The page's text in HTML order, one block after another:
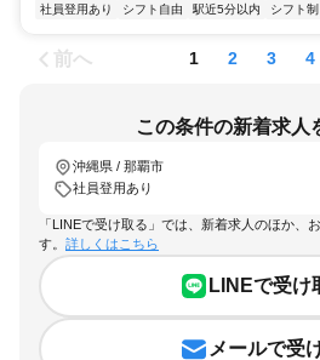
社員登用あり シフト自由 駅近5分以内 シフト制
前へ 1 2 3 4
この条件の新着求人
沖縄県 / 那覇市
社員登用あり
「LINEで受け取る」では、新着求人のほか、
す。 詳しくはこちら
LINEで受け
メールで受